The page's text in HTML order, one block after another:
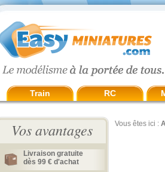
Train RC
Vos avantages
Livraison gratuite
dès 99 € d'achat
Vous êtes ici :